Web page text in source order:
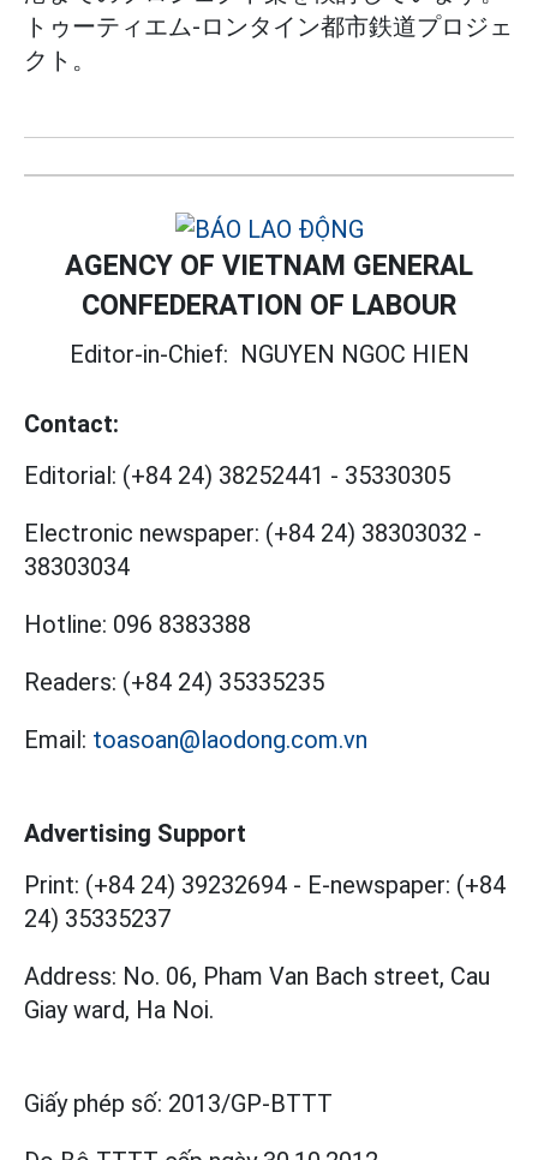
トゥーティエム-ロンタイン都市鉄道プロジェ
クト。
AGENCY OF VIETNAM GENERAL
CONFEDERATION OF LABOUR
Editor-in-Chief: NGUYEN NGOC HIEN
Contact:
Editorial: (+84 24) 38252441 - 35330305
Electronic newspaper: (+84 24) 38303032 -
38303034
Hotline: 096 8383388
Readers: (+84 24) 35335235
Email: toasoan@laodong.com.vn
Advertising Support
Print: (+84 24) 39232694 - E-newspaper: (+84
24) 35335237
Address: No. 06, Pham Van Bach street, Cau
Giay ward, Ha Noi.
Giấy phép số: 2013/GP-BTTT